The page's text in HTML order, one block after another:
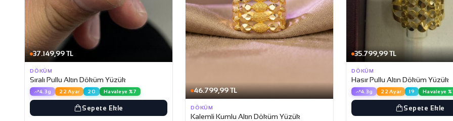
37.149,99 TL
DÖKÜM
Sıralı Pullu Altın Döküm Yüzük
4.3g 22 Ayar 20 Havaleye %7
Sepete Ekle
46.799,99 TL
DÖKÜM
Kalemli Kumlu Altın Döküm Yüzük
35.799,99 TL
DÖKÜM
Hasır Pullu Altın Döküm Yüzük
4.3g 22 Ayar 19 Havaleye
Sepete Ekle